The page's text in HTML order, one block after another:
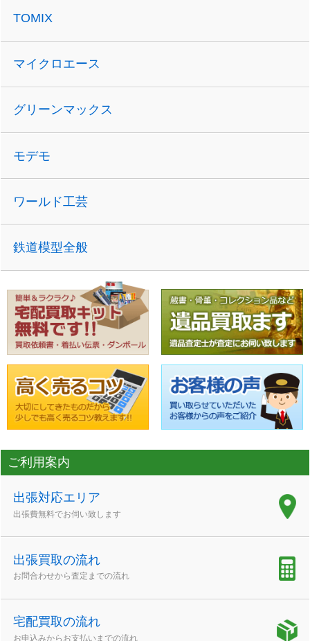
TOMIX
マイクロエース
グリーンマックス
モデモ
ワールド工芸
鉄道模型全般
ご利用案内
出張対応エリア
出張費無料でお伺い致します
出張買取の流れ
お問合わせから査定までの流れ
宅配買取の流れ
お申込みからお支払いまでの流れ